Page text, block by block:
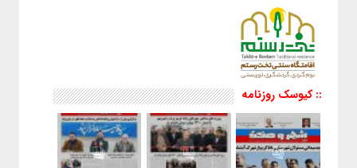
:: کیوسک روزنامه